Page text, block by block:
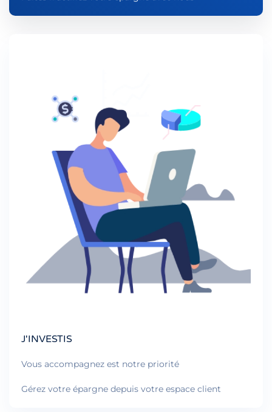
J'INVESTIS
Vous accompagnez est notre priorité
Gérez votre épargne depuis votre espace client